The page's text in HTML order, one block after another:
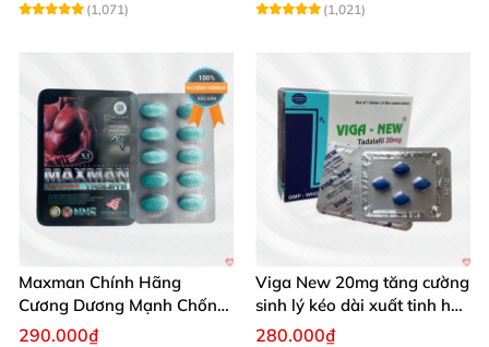
(1,071) (1,021)
Maxman Chính Hãng
Cương Dương Mạnh Chống
Xuất Tinh Sớm Hộp 10
290.000₫
Viga New 20mg tăng cường
sinh lý kéo dài xuất tinh hộp
4 viên
280.000₫